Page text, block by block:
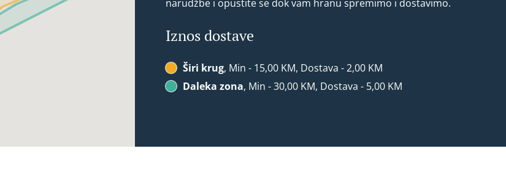
narudžbe i opustite se dok vam hranu spremimo i dostavimo.
Iznos dostave
Širi krug, Min - 15,00 KM, Dostava - 2,00 KM
Daleka zona, Min - 30,00 KM, Dostava - 5,00 KM